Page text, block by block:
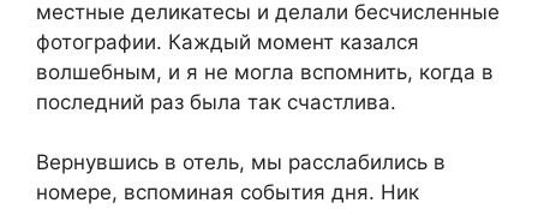
местные деликатесы и делали бесчисленные
фотографии. Каждый момент казался
волшебным, и я не могла вспомнить, когда в
последний раз была так счастлива.
Вернувшись в отель, мы расслабились в
номере, вспоминая события дня. Ник